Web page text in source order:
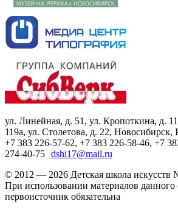
ул. Линейная, д. 51, ул. Кропоткина, д.
119а, ул. Столетова, д. 22, Новосибирск,
+7 383 226-57-62, +7 383 226-58-46, +7
274-40-75 dshi17@mail.ru
© 2012 — 2026 Детская школа искусств
При использовании материалов данного
первоисточник обязательна